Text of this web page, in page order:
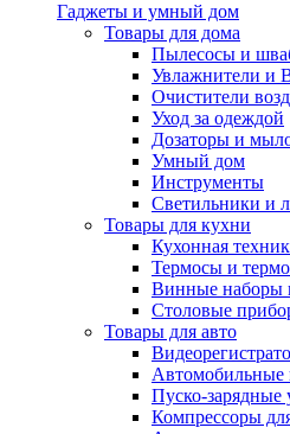
Гаджеты и умный дом
Товары для дома
Пылесосы и
Увлажнители и
Очистители
Уход за одеждой
Дозаторы и
Умный дом
Инструменты
Светильники и
Товары для кухни
Кухонная
Термосы и
Винные наборы
Столовые
Товары для авто
Автомобильные
Пуско-зарядные
Компрессоры